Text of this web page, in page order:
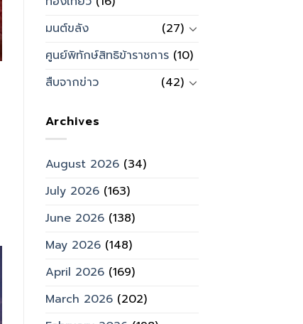
มนต์ขลัง
(27)
ศูนย์พิทักษ์สิทธิข้าราชการ(10)
สืบจากข่าว
(42)
Archives
August 2026(34)
July 2026(163)
June 2026(138)
May 2026(148)
April 2026(169)
March 2026(202)